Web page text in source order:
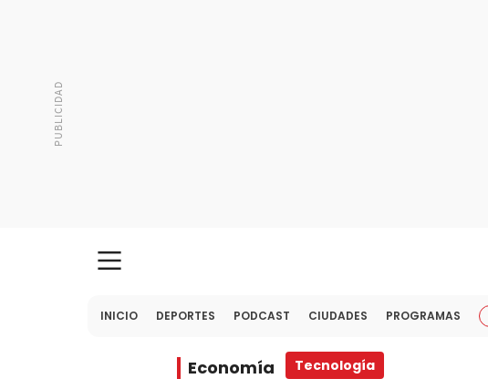
INICIO DEPORTES PODCAST CIUDADES PROGRAMAS
Economía Tecnología